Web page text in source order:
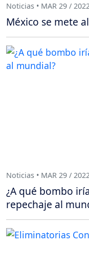
Noticias • MAR 29 / 2022
México se mete
Noticias • MAR 29 / 2022
¿A qué bombo
repechaje al